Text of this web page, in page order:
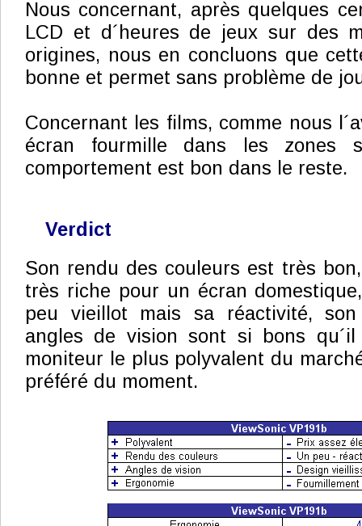
Nous concernant, après quelques
LCD et d´heures de jeux sur des
origines, nous en concluons que
bonne et permet sans problème de
Concernant les films, comme nous
écran fourmille dans les zones
comportement est bon dans le reste.
Verdict
Son rendu des couleurs est très
très riche pour un écran
peu vieillot mais sa réactivité,
angles de vision sont si bons
moniteur le plus polyvalent du
préféré du moment.